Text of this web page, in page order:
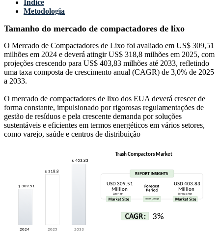
Índice
Metodologia
Tamanho do mercado de compactadores de lixo
O Mercado de Compactadores de Lixo foi avaliado em US$ 309,51
milhões em 2024 e deverá atingir US$ 318,8 milhões em 2025, com
projeções crescendo para US$ 403,83 milhões até 2033, refletindo
uma taxa composta de crescimento anual (CAGR) de 3,0% de 2025
a 2033.
O mercado de compactadores de lixo dos EUA deverá crescer de
forma constante, impulsionado por rigorosas regulamentações de
gestão de resíduos e pela crescente demanda por soluções
sustentáveis ​​e eficientes em termos energéticos em vários setores,
como varejo, saúde e centros de distribuição